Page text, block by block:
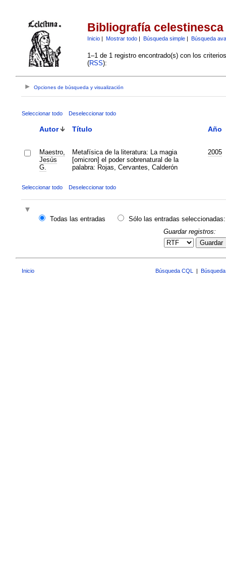
Bibliografía celestinesca
Inicio| Mostrar todo| Búsqueda simple| Búsqueda
1–1 de 1 registro encontrado(s) con los
(RSS):
Opciones de búsqueda y visualización
Seleccionar todo Deseleccionar todo
Autor Título Año
Maestro,
Jesús
G.
Metafísica de la literatura: La magia
[omicron] el poder sobrenatural de la
palabra: Rojas, Cervantes, Calderón
2005
Seleccionar todo Deseleccionar todo
Todas las entradas
Sólo las entradas seleccionadas:
Guardar registros:
Guardar
Inicio Búsqueda CQL